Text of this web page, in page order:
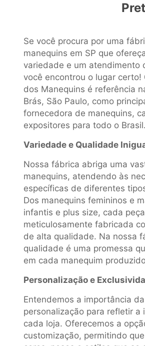
Se você procura por uma
manequins em SP que
variedade e um atendimento
você encontrou o lugar certo!
dos Manequins é referência
Brás, São Paulo, como
fornecedora de manequins,
expositores para todo o Brasil.
Variedade e Qualidade
Nossa fábrica abriga uma
manequins, atendendo às
específicas de diferentes
Dos manequins femininos e
infantis e plus size, cada
meticulosamente fabricada
de alta qualidade. Na nossa
qualidade é uma promessa
em cada manequim
Personalização e
Entendemos a importância da
personalização para refletir a
cada loja. Oferecemos a
customização, permitindo